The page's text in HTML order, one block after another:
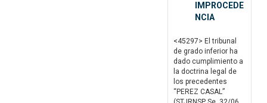
IMPROCEDE
NCIA
<45297> El tribunal
de grado inferior ha
dado cumplimiento a
la doctrina legal de
los precedentes
“PEREZ CASAL”